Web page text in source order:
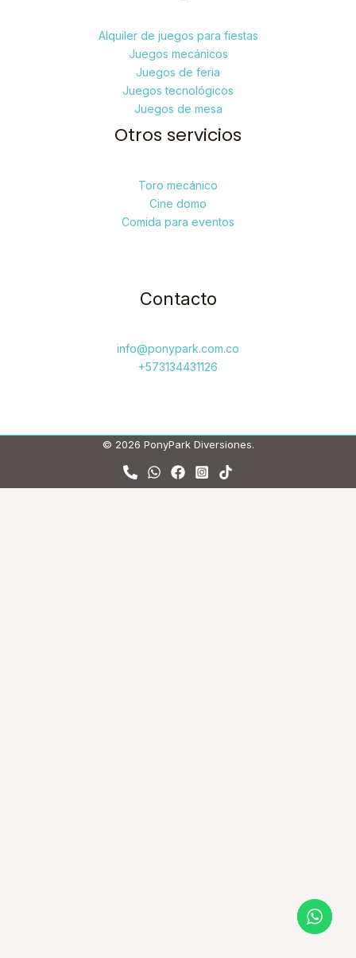
Alquiler de juegos para fiestas
Juegos mecánicos
Juegos de feria
Juegos tecnológicos
Juegos de mesa
Otros servicios
Toro mecánico
Cine domo
Comida para eventos
Contacto
info@ponypark.com.co
+573134431126
© 2026 PonyPark Diversiones.